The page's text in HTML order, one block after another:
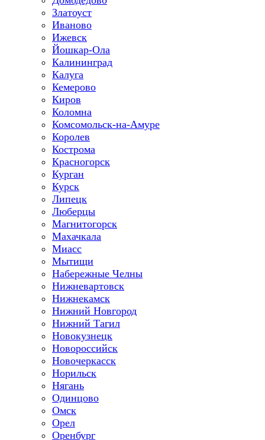
Златоуст
Иваново
Ижевск
Йошкар-Ола
Калининград
Калуга
Кемерово
Киров
Коломна
Комсомольск-на-Амуре
Королев
Кострома
Красногорск
Курган
Курск
Липецк
Люберцы
Магнитогорск
Махачкала
Миасс
Мытищи
Набережные Челны
Нижневартовск
Нижнекамск
Нижний Новгород
Нижний Тагил
Новокузнецк
Новороссийск
Новочеркасск
Норильск
Нягань
Одинцово
Омск
Орел
Оренбург